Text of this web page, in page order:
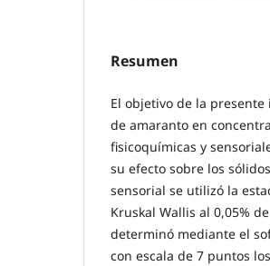
Resumen
El objetivo de la
de amaranto en
fisicoquímicas y
su efecto sobre los
sensorial se utilizó la
Kruskal Wallis al 0,05%
determinó mediante el
con escala de 7 puntos